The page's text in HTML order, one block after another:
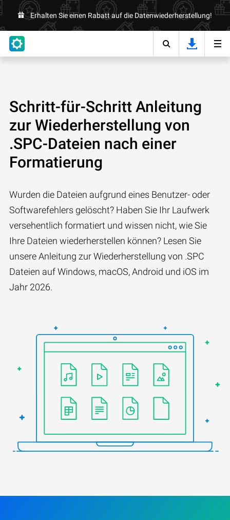
Erhalten Sie einen Rabatt auf die Datenwiederherstellung!
Schritt-für-Schritt Anleitung
zur Wiederherstellung von
.SPC-Dateien nach einer
Formatierung
Wurden die Dateien aufgrund eines Benutzer- oder
Softwarefehlers gelöscht? Haben Sie Ihr Laufwerk
versehentlich formatiert und wissen nicht, wie Sie
Ihre Dateien wiederherstellen können? Lesen Sie
unsere Anleitung zur Wiederherstellung von .SPC
Dateien auf Windows, macOS, Android und iOS im
Jahr 2026.